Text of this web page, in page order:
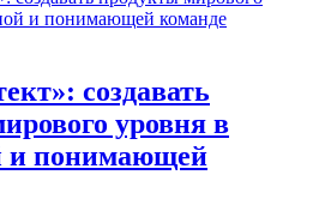
создавать
уровня в
и понимающей